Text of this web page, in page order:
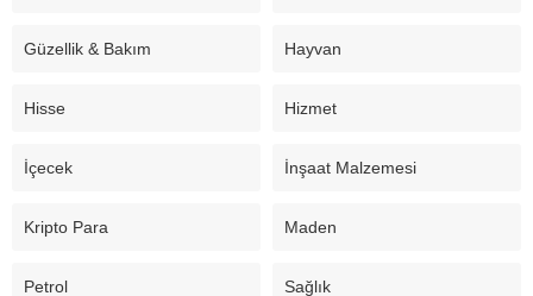
Güzellik & Bakım Hayvan
Hisse Hizmet
İçecek İnşaat Malzemesi
Kripto Para Maden
Petrol Sağlık